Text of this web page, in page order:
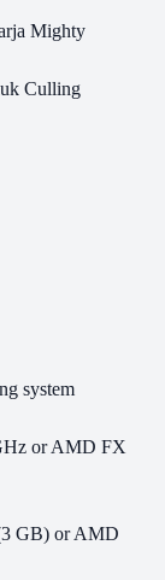
Mighty
Culling
system
or AMD FX
GB) or AMD